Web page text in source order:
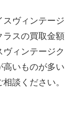
スヴィンテージ
ラスの買取金額
ィンテージク
高いものが多い
談ください。